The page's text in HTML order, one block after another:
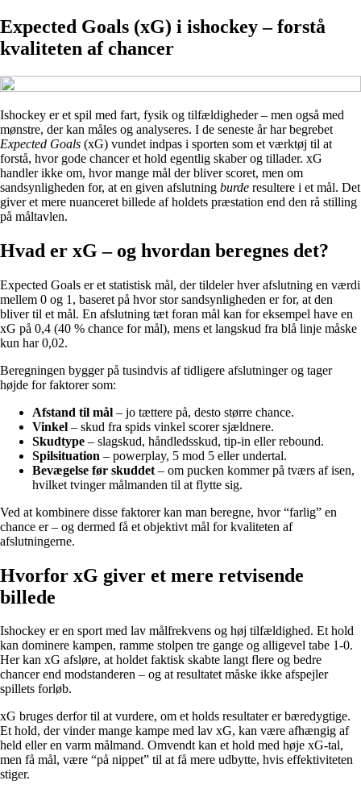
Expected Goals (xG) i ishockey – forstå
kvaliteten af chancer
Ishockey er et spil med fart, fysik og tilfældigheder – men også med
mønstre, der kan måles og analyseres. I de seneste år har begrebet
Expected Goals (xG) vundet indpas i sporten som et værktøj til at
forstå, hvor gode chancer et hold egentlig skaber og tillader. xG
handler ikke om, hvor mange mål der bliver scoret, men om
sandsynligheden for, at en given afslutning burde resultere i et mål. Det
giver et mere nuanceret billede af holdets præstation end den rå stilling
på måltavlen.
Hvad er xG – og hvordan beregnes det?
Expected Goals er et statistisk mål, der tildeler hver afslutning en værdi
mellem 0 og 1, baseret på hvor stor sandsynligheden er for, at den
bliver til et mål. En afslutning tæt foran mål kan for eksempel have en
xG på 0,4 (40 % chance for mål), mens et langskud fra blå linje måske
kun har 0,02.
Beregningen bygger på tusindvis af tidligere afslutninger og tager
højde for faktorer som:
Afstand til mål – jo tættere på, desto større chance.
Vinkel – skud fra spids vinkel scorer sjældnere.
Skudtype – slagskud, håndledsskud, tip-in eller rebound.
Spilsituation – powerplay, 5 mod 5 eller undertal.
Bevægelse før skuddet – om pucken kommer på tværs af isen,
hvilket tvinger målmanden til at flytte sig.
Ved at kombinere disse faktorer kan man beregne, hvor “farlig” en
chance er – og dermed få et objektivt mål for kvaliteten af
afslutningerne.
Hvorfor xG giver et mere retvisende
billede
Ishockey er en sport med lav målfrekvens og høj tilfældighed. Et hold
kan dominere kampen, ramme stolpen tre gange og alligevel tabe 1-0.
Her kan xG afsløre, at holdet faktisk skabte langt flere og bedre
chancer end modstanderen – og at resultatet måske ikke afspejler
spillets forløb.
xG bruges derfor til at vurdere, om et holds resultater er bæredygtige.
Et hold, der vinder mange kampe med lav xG, kan være afhængig af
held eller en varm målmand. Omvendt kan et hold med høje xG-tal,
men få mål, være “på nippet” til at få mere udbytte, hvis effektiviteten
stiger.